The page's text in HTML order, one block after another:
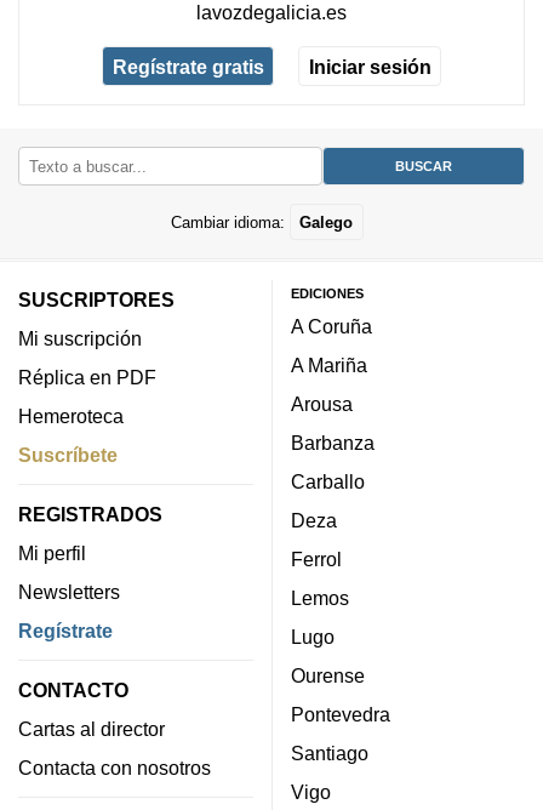
lavozdegalicia.es
Regístrate gratis Iniciar sesión
Cambiar idioma: Galego
SUSCRIPTORES
Mi suscripción
Réplica en PDF
Hemeroteca
Suscríbete
REGISTRADOS
Mi perfil
Newsletters
Regístrate
CONTACTO
Cartas al director
Contacta con nosotros
EDICIONES
A Coruña
A Mariña
Arousa
Barbanza
Carballo
Deza
Ferrol
Lemos
Lugo
Ourense
Pontevedra
Santiago
Vigo